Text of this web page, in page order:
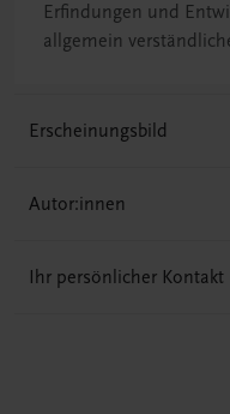
Erfindungen und
allgemein
Erscheinungsbild
Autor:innen
Ihr persönlicher Kontakt